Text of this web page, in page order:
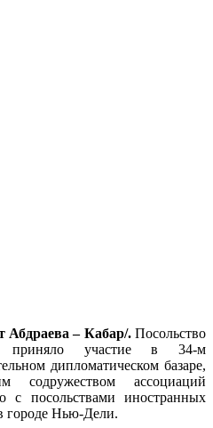
Абдраева – Кабар/. Посольство
участие в 34-м
дипломатическом базаре,
содружеством ассоциаций
с посольствами иностранных
городе Нью-Дели.